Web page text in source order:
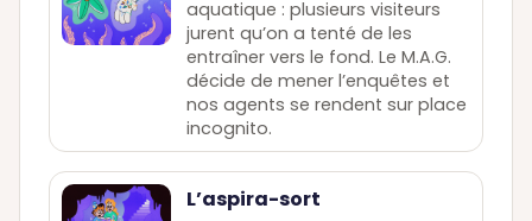
aquatique : plusieurs visiteurs
jurent qu’on a tenté de les
entraîner vers le fond. Le M.A.G.
décide de mener l’enquêtes et
nos agents se rendent sur place
incognito.
L’aspira-sort